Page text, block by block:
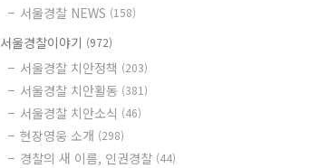
서울경찰 NEWS (158)
서울경찰이야기 (972)
서울경찰 치안정책 (203)
서울경찰 치안활동 (381)
서울경찰 치안소식 (46)
현장영웅 소개 (298)
경찰의 새 이름, 인권경찰 (44)